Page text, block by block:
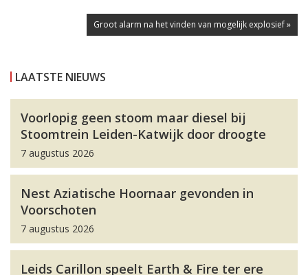
Groot alarm na het vinden van mogelijk explosief »
LAATSTE NIEUWS
Voorlopig geen stoom maar diesel bij
Stoomtrein Leiden-Katwijk door droogte
7 augustus 2026
Nest Aziatische Hoornaar gevonden in
Voorschoten
7 augustus 2026
Leids Carillon speelt Earth & Fire ter ere